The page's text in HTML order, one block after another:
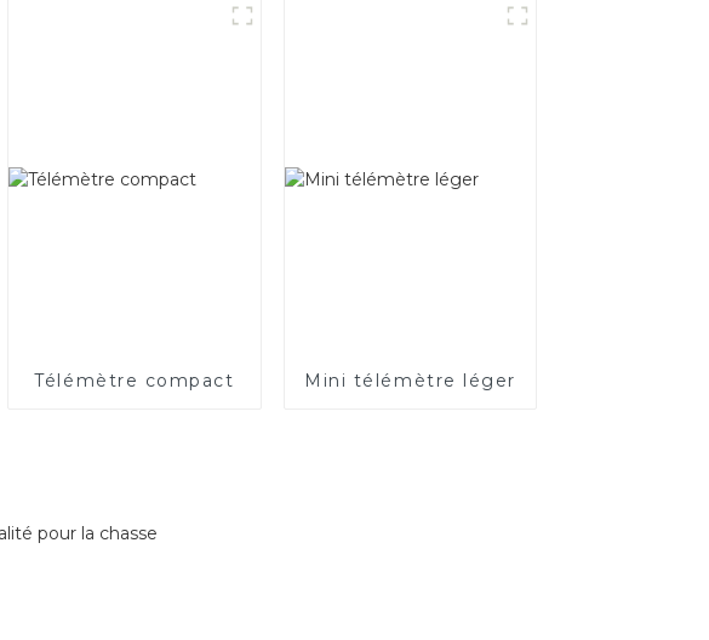
Télémètre compact Mini télémètre léger